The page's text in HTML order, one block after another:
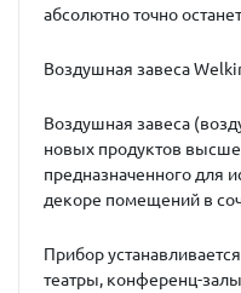
абсолютно точно
Воздушная завеса
Воздушная завеса
новых продуктов
предназначенного для
декоре помещений в
Прибор
театры, конференц-